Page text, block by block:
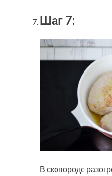
Шаг 7:
В сковороде